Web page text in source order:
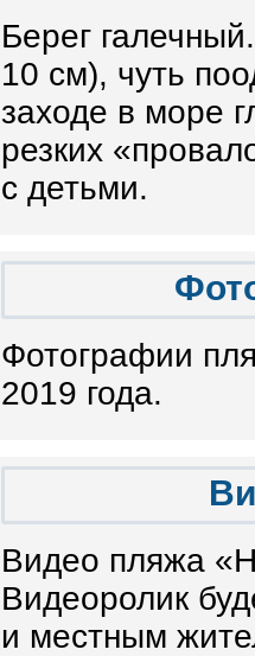
Берег
10 см), чуть
заходе в море
резких
с детьми.
Фотографии
2019 года.
Видео пляжа
Видеоролик
и местным